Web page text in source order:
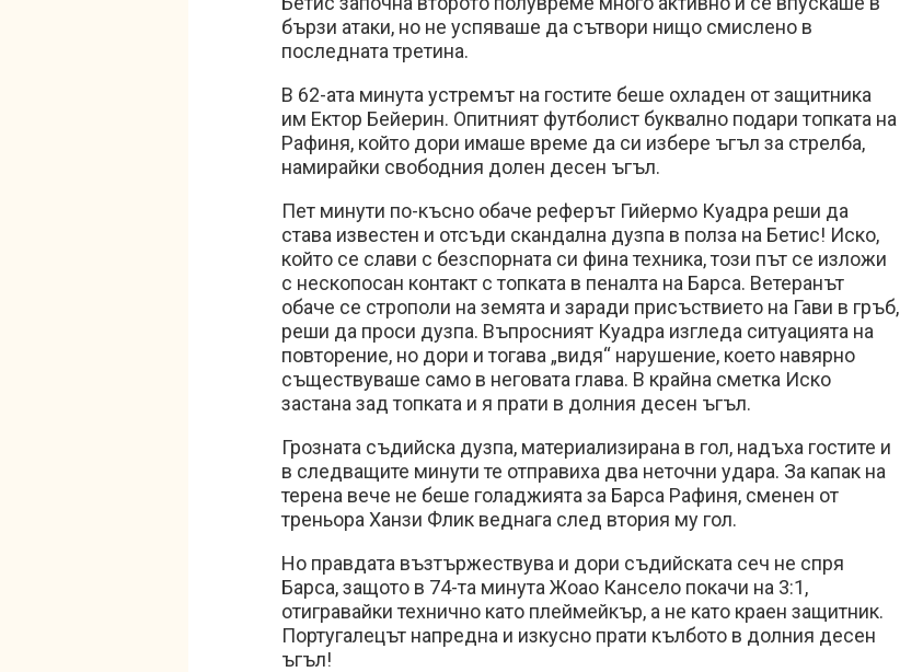
бързи атаки, но не успяваше да сътвори нищо смислено в
последната третина.
В 62-ата минута устремът на гостите беше охладен от защитника
им Ектор Бейерин. Опитният футболист буквално подари топката на
Рафиня, който дори имаше време да си избере ъгъл за стрелба,
намирайки свободния долен десен ъгъл.
Пет минути по-късно обаче реферът Гийермо Куадра реши да
става известен и отсъди скандална дузпа в полза на Бетис! Иско,
който се слави с безспорната си фина техника, този път се изложи
с нескопосан контакт с топката в пеналта на Барса. Ветеранът
обаче се строполи на земята и заради присъствието на Гави в гръб,
реши да проси дузпа. Въпросният Куадра изгледа ситуацията на
повторение, но дори и тогава „видя“ нарушение, което навярно
съществуваше само в неговата глава. В крайна сметка Иско
застана зад топката и я прати в долния десен ъгъл.
Грозната съдийска дузпа, материализирана в гол, надъха гостите и
в следващите минути те отправиха два неточни удара. За капак на
терена вече не беше голаджията за Барса Рафиня, сменен от
треньора Ханзи Флик веднага след втория му гол.
Но правдата възтържествува и дори съдийската сеч не спря
Барса, защото в 74-та минута Жоао Кансело покачи на 3:1,
отигравайки технично като плеймейкър, а не като краен защитник.
Португалецът напредна и изкусно прати кълбото в долния десен
ъгъл!